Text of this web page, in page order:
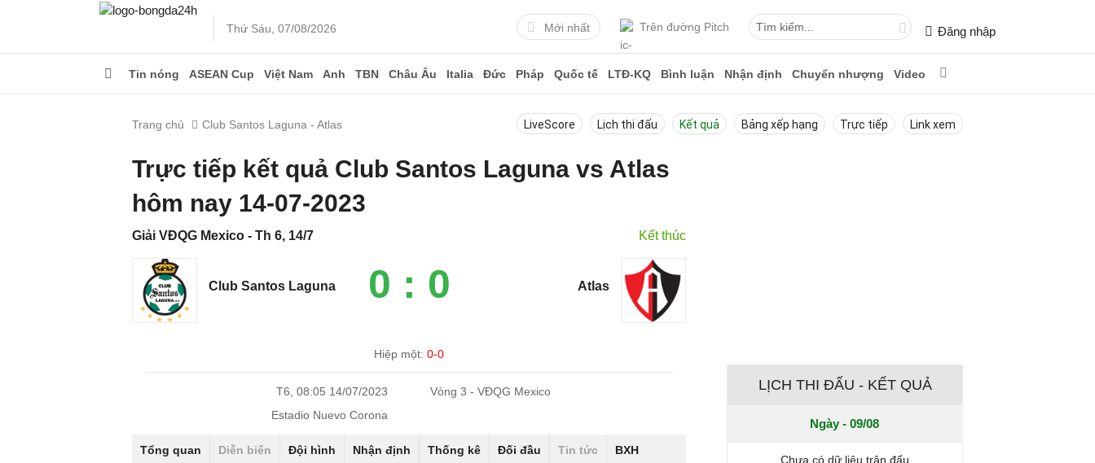
Thứ Sáu, 07/08/2026 Mới nhất Trên đường Pitch Đăng nhập
Tin nóng ASEAN Cup Việt Nam Anh TBN Châu Âu Italia Đức Pháp Quốc tế LTĐ-KQ Bình luận Nhận định Chuyển nhượng Video
Trang chủ Club Santos Laguna - Atlas LiveScore Lịch thi đấu Kết quả Bảng xếp hạng Trực tiếp Link xem
Trực tiếp kết quả Club Santos Laguna vs Atlas
hôm nay 14-07-2023
Giải VĐQG Mexico - Th 6, 14/7 Kết thúc
Club Santos Laguna 0 : 0 Atlas
Hiệp một:0-0
T6, 08:05 14/07/2023
Vòng 3 - VĐQG Mexico
Estadio Nuevo Corona
Tổng quan Diễn biến Đội hình Nhận định Thống kê Đối đầu Tin tức BXH
LỊCH THI ĐẤU - KẾT QUẢ
Ngày - 09/08
Chưa có dữ liệu trận đấu